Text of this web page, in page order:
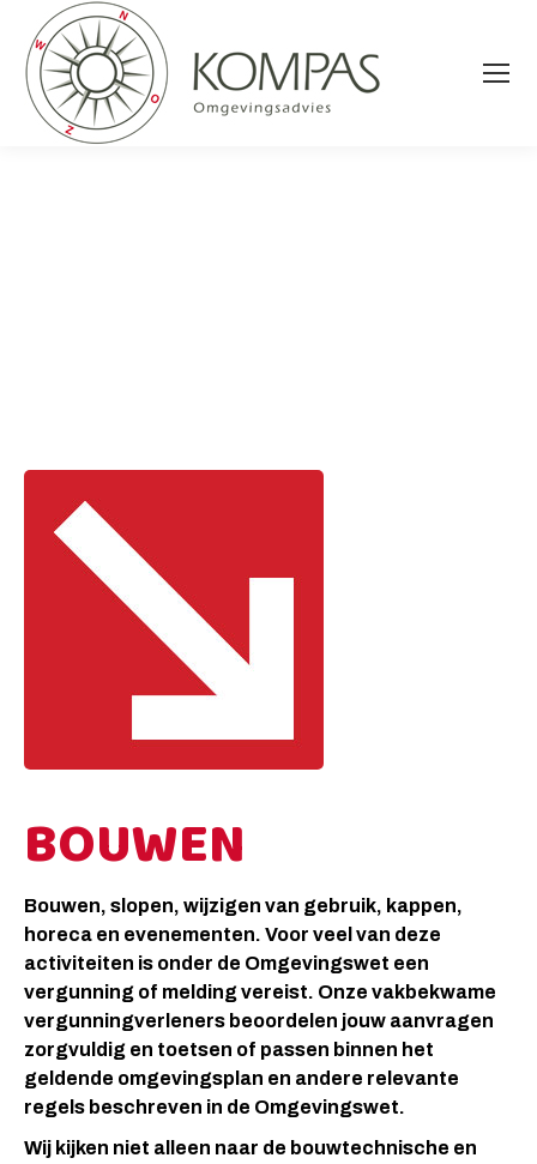
BOUWEN
Bouwen, slopen, wijzigen van gebruik, kappen,
horeca en evenementen. Voor veel van deze
activiteiten is onder de Omgevingswet een
vergunning of melding vereist. Onze vakbekwame
vergunningverleners beoordelen jouw aanvragen
zorgvuldig en toetsen of passen binnen het
geldende omgevingsplan en andere relevante
regels beschreven in de Omgevingswet.
Wij kijken niet alleen naar de bouwtechnische en